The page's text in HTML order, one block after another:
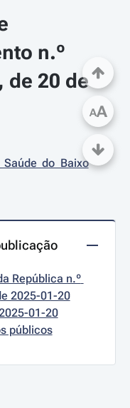
n.º
de 20 de
do Baixo
República n.º
2025-01-20
01-20
públicos
AA